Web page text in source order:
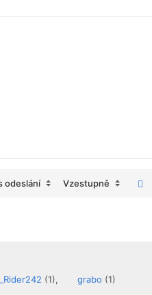
odeslání Vzestupně
(1), grabo (1)